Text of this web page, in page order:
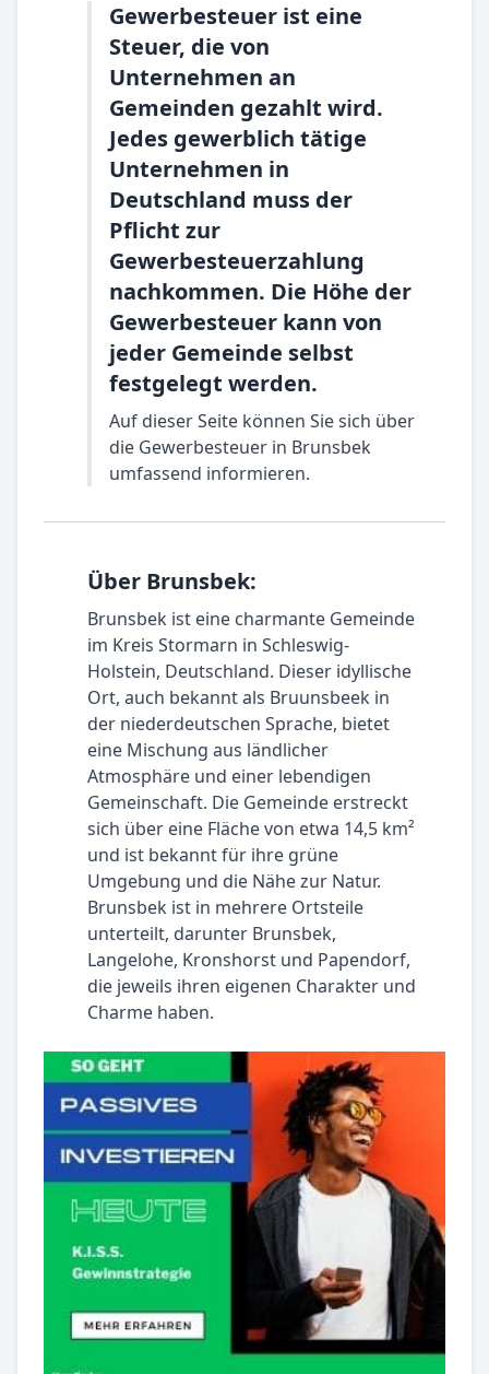
Gewerbesteuer ist eine
Steuer, die von
Unternehmen an
Gemeinden gezahlt wird.
Jedes gewerblich tätige
Unternehmen in
Deutschland muss der
Pflicht zur
Gewerbesteuerzahlung
nachkommen. Die Höhe der
Gewerbesteuer kann von
jeder Gemeinde selbst
festgelegt werden.
Auf dieser Seite können Sie sich über
die Gewerbesteuer in Brunsbek
umfassend informieren.
Über Brunsbek:
Brunsbek ist eine charmante Gemeinde
im Kreis Stormarn in Schleswig-
Holstein, Deutschland. Dieser idyllische
Ort, auch bekannt als Bruunsbeek in
der niederdeutschen Sprache, bietet
eine Mischung aus ländlicher
Atmosphäre und einer lebendigen
Gemeinschaft. Die Gemeinde erstreckt
sich über eine Fläche von etwa 14,5 km²
und ist bekannt für ihre grüne
Umgebung und die Nähe zur Natur.
Brunsbek ist in mehrere Ortsteile
unterteilt, darunter Brunsbek,
Langelohe, Kronshorst und Papendorf,
die jeweils ihren eigenen Charakter und
Charme haben.